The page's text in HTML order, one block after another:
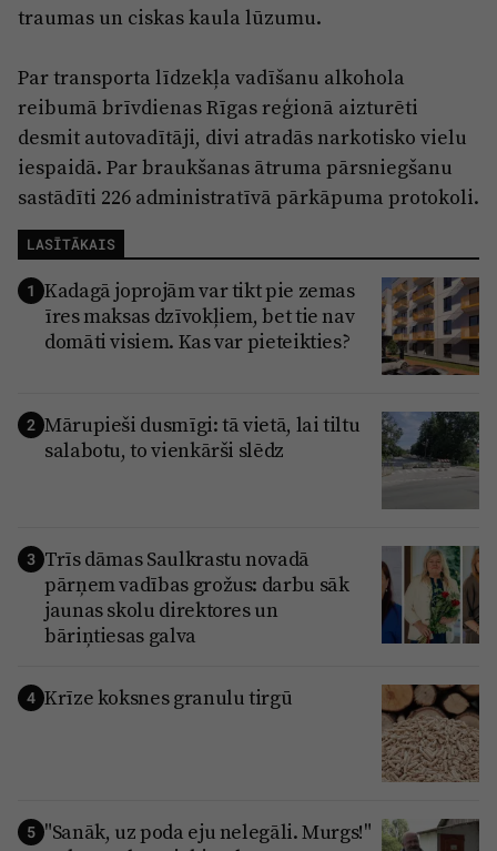
traumas un ciskas kaula lūzumu.
Par transporta līdzekļa vadīšanu alkohola
reibumā brīvdienas Rīgas reģionā aizturēti
desmit autovadītāji, divi atradās narkotisko vielu
iespaidā. Par braukšanas ātruma pārsniegšanu
sastādīti 226 administratīvā pārkāpuma protokoli.
LASĪTĀKAIS
1 Kadagā joprojām var tikt pie zemas
īres maksas dzīvokļiem, bet tie nav
domāti visiem. Kas var pieteikties?
2 Mārupieši dusmīgi: tā vietā, lai tiltu
salabotu, to vienkārši slēdz
3 Trīs dāmas Saulkrastu novadā
pārņem vadības grožus: darbu sāk
jaunas skolu direktores un
bāriņtiesas galva
4 Krīze koksnes granulu tirgū
5 "Sanāk, uz poda eju nelegāli. Murgs!"